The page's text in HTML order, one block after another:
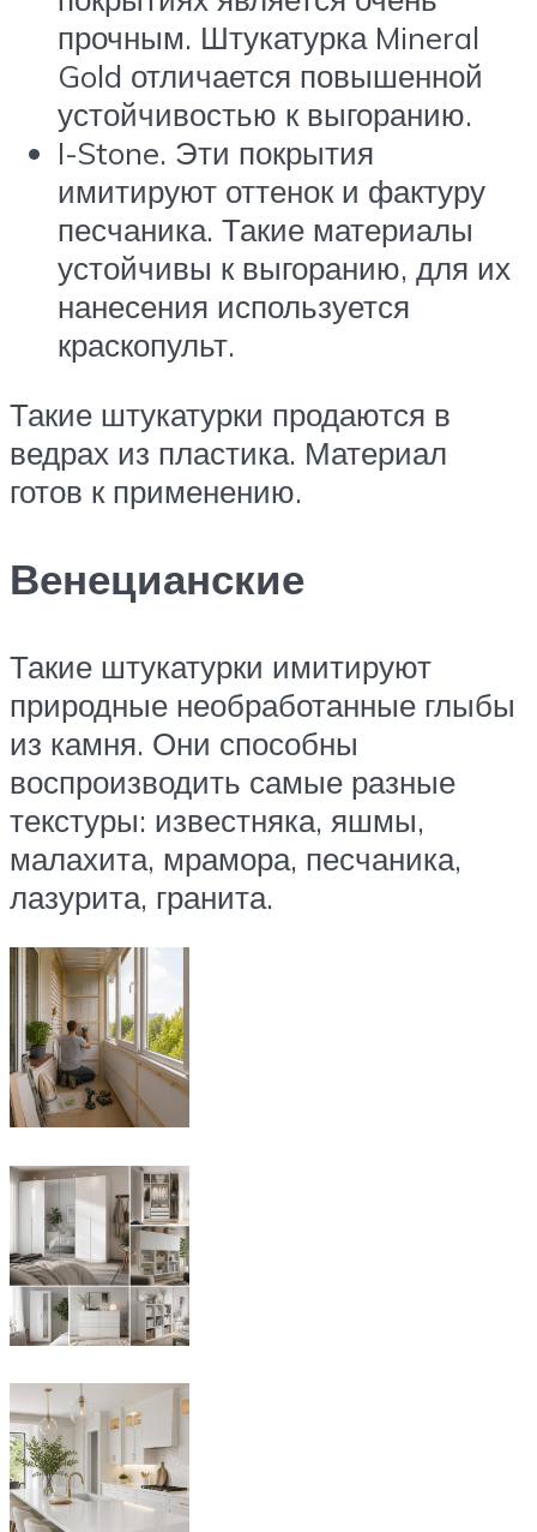
прочным. Штукатурка Mineral
Gold отличается повышенной
устойчивостью к выгоранию.
I-Stone. Эти покрытия
имитируют оттенок и фактуру
песчаника. Такие материалы
устойчивы к выгоранию, для их
нанесения используется
краскопульт.
Такие штукатурки продаются в
ведрах из пластика. Материал
готов к применению.
Венецианские
Такие штукатурки имитируют
природные необработанные глыбы
из камня. Они способны
воспроизводить самые разные
текстуры: известняка, яшмы,
малахита, мрамора, песчаника,
лазурита, гранита.